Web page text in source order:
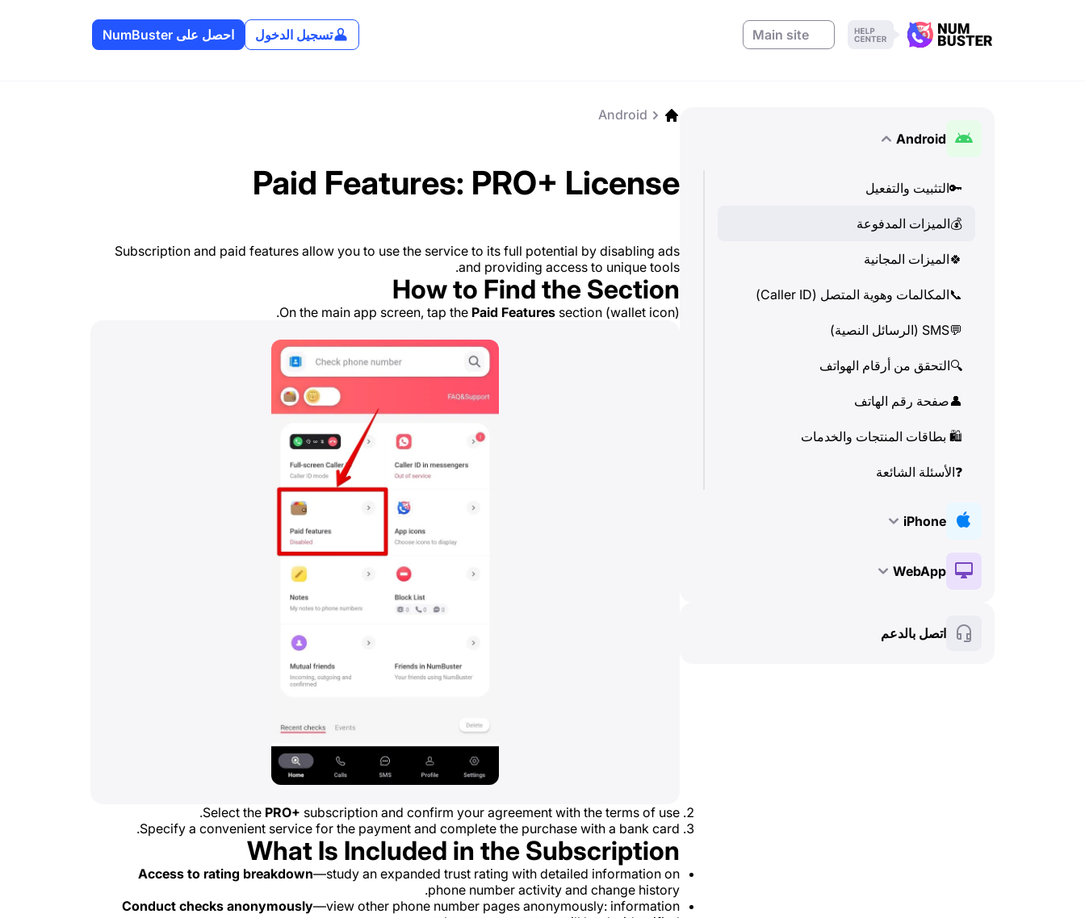
Main site تسجيل الدخول احصل على NumBuster
Android
🔑التثبيت والتفعيل
💰الميزات المدفوعة
🍀الميزات المجانية
📞المكالمات وهوية المتصل (Caller ID)
💬SMS (الرسائل النصية)
🔍التحقق من أرقام الهواتف
👤صفحة رقم الهاتف
🛍 ️ بطاقات المنتجات والخدمات
❓الأسئلة الشائعة
iPhone
🔑 التثبيت والتفعيل
🍀 الميزات المجانية
WebApp
اتصل بالدعم
Android
Paid Features: PRO+ License
Subscription and paid features allow you to use the service to its full potential by disabling ads
and providing access to unique tools.
How to Find the Section
On the main app screen, tap the Paid Features section (wallet icon).
Select the PRO+ subscription and confirm your agreement with the terms of use.
Specify a convenient service for the payment and complete the purchase with a bank card.
What Is Included in the Subscription
Access to rating breakdown—study an expanded trust rating with detailed information on
phone number activity and change history.
Conduct checks anonymously—view other phone number pages anonymously: information